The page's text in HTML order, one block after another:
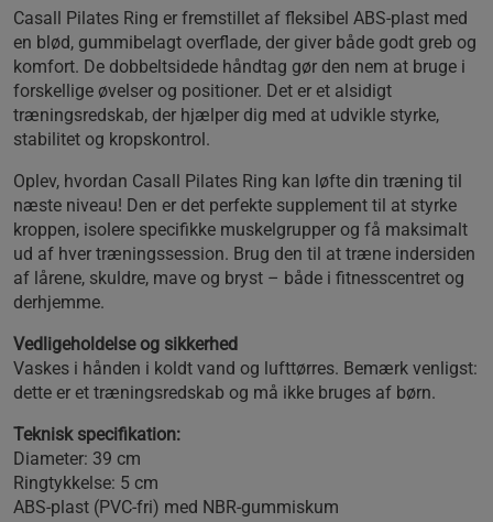
Casall Pilates Ring er fremstillet af fleksibel ABS-plast med
en blød, gummibelagt overflade, der giver både godt greb og
komfort. De dobbeltsidede håndtag gør den nem at bruge i
forskellige øvelser og positioner. Det er et alsidigt
træningsredskab, der hjælper dig med at udvikle styrke,
stabilitet og kropskontrol.
Oplev, hvordan Casall Pilates Ring kan løfte din træning til
næste niveau! Den er det perfekte supplement til at styrke
kroppen, isolere specifikke muskelgrupper og få maksimalt
ud af hver træningssession. Brug den til at træne indersiden
af lårene, skuldre, mave og bryst – både i fitnesscentret og
derhjemme.
Vedligeholdelse og sikkerhed
Vaskes i hånden i koldt vand og lufttørres. Bemærk venligst:
dette er et træningsredskab og må ikke bruges af børn.
Teknisk specifikation:
Diameter: 39 cm
Ringtykkelse: 5 cm
ABS-plast (PVC-fri) med NBR-gummiskum